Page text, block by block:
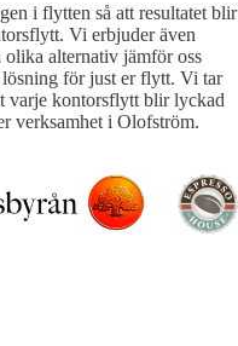
i flytten så att resultatet blir
Vi erbjuder även
alternativ jämför oss
lösning för just er flytt. Vi tar
varje kontorsflytt blir lyckad
verksamhet i Olofström.